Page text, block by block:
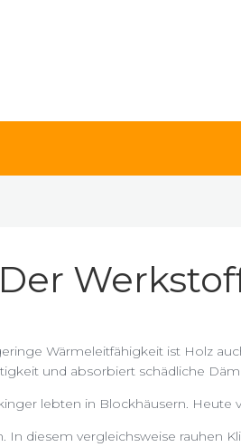
Der
Wärmeleitfähigkeit ist Holz
und absorbiert schädliche
lebten in Blockhäusern.
In diesem vergleichsweise rauhen